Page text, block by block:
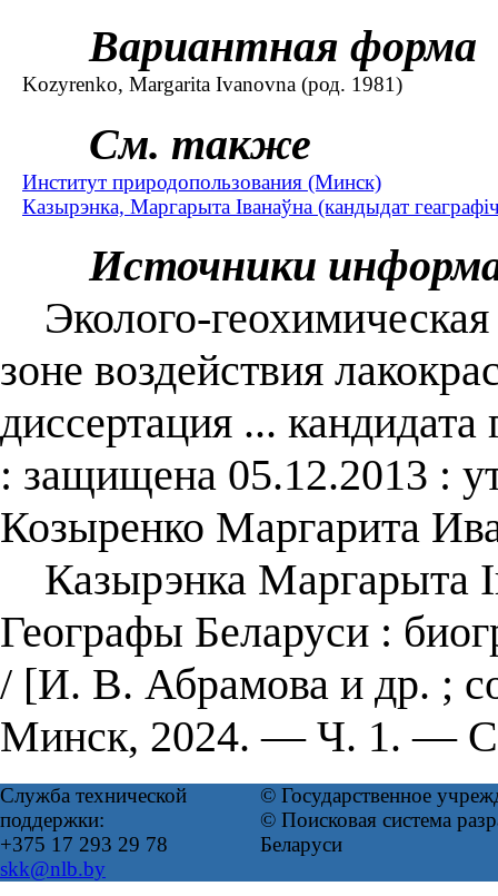
Вариантная форма
Kozyrenko, Margarita Ivanovna (род. 1981)
См. также
Институт природопользования (Минск)
Казырэнка, Маргарыта Іванаўна (кандыдат
Источники
Эколого-
зоне воздействия
диссертация ...
: защищена 05.12.2013 :
Козыренко Маргарита
Казырэнка Маргарыта
Географы Беларуси :
/ [И. В. Абрамова и др. ;
Минск, 2024. — Ч. 1. —
Служба технической
поддержки:
+375 17 293 29 78
skk@nlb.by
© Государственное
© Поисковая система
Беларуси